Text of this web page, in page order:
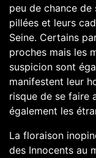
peu de chance de
pillées et leurs
Seine. Certains
proches mais les
suspicion sont
manifestent leur
risque de se faire
également les
La floraison
des Innocents au